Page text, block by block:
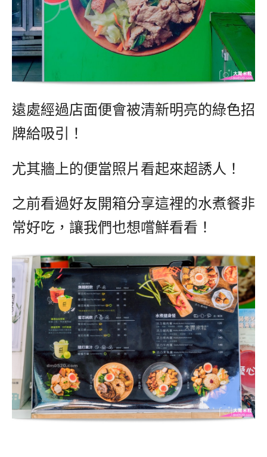
遠處經過店面便會被清新明亮的綠色招
牌給吸引！
尤其牆上的便當照片看起來超誘人！
之前看過好友開箱分享這裡的水煮餐非
常好吃，讓我們也想嚐鮮看看！